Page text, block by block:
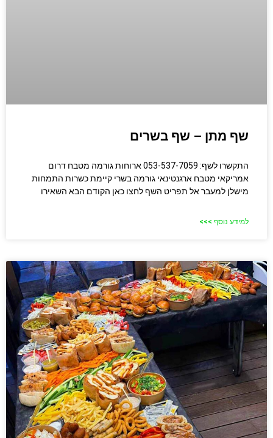
שף מתן – שף בשרים
התקשרו לשף: 053-537-7059 ארוחות גורמה מטבח דרום
אמריקאי מטבח ארגנטינאי גורמה בשרי קיימת כשרות התמחות
מישלן למעבר אל תפריט השף לחצו כאן הקודם הבא השאירו
למידע נוסף >>>